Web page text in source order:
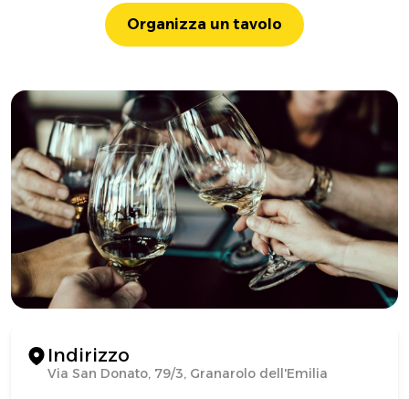
Organizza un tavolo
Indirizzo
Via San Donato, 79/3, Granarolo dell'Emilia